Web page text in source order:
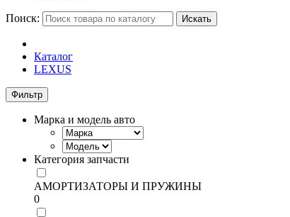
Поиск: Искать
Каталог
LEXUS
Фильтр
Марка и модель авто
Категория запчасти
АМОРТИЗАТОРЫ И ПРУЖИНЫ
0